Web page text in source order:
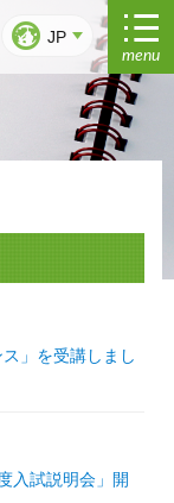
JP
menu
」を受講しまし
入試説明会」開